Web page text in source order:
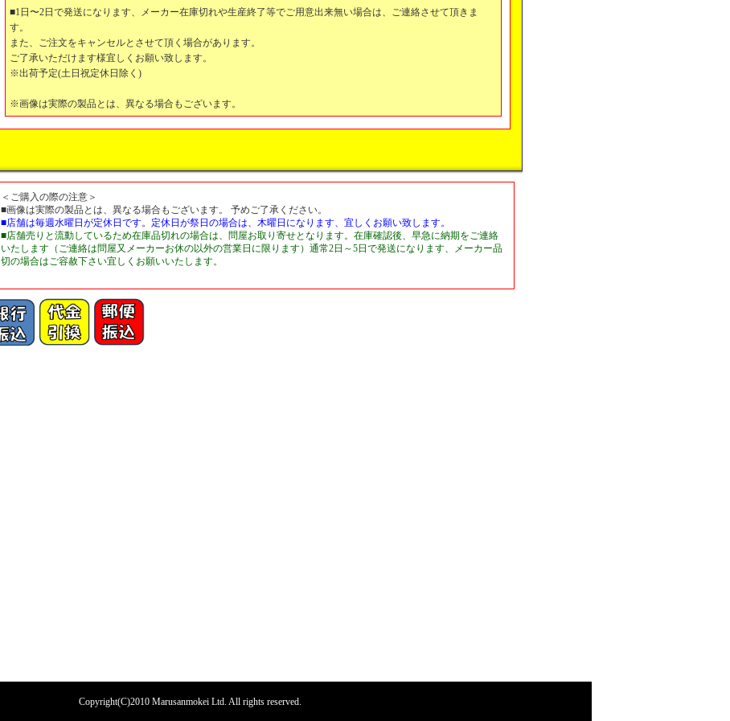
■1日〜2日で発送になります、メーカー在庫切れや生産終了等でご用意出来無い場合は、ご連絡させて頂きま
す。
また、ご注文をキャンセルとさせて頂く場合があります。
ご了承いただけます様宜しくお願い致します。
※出荷予定(土日祝定休日除く)
※画像は実際の製品とは、異なる場合もございます。
＜ご購入の際の注意＞
■画像は実際の製品とは、異なる場合もございます。 予めご了承ください。
■店舗は毎週水曜日が定休日です。定休日が祭日の場合は、木曜日になります、宜しくお願い致します。
■店舗売りと流動しているため在庫品切れの場合は、問屋お取り寄せとなります。在庫確認後、早急に納期をご連絡
いたします（ご連絡は問屋又メーカーお休の以外の営業日に限ります）通常2日～5日で発送になります、メーカー品
切の場合はご容赦下さい宜しくお願いいたします。
Copyright(C)2010 Marusanmokei Ltd. All rights reserved.